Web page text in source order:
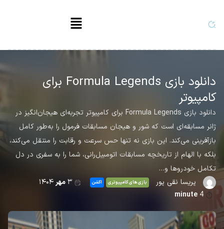
دانلود بازی Formula Legends برای
کامپیوتر
دانلود بازی Formula Legends برای کامپیوتر تجربه‌ای هیجان‌انگیز در
ژانر مسابقه‌ای است که شور و هیجان مسابقات فرمول را به‌طور کامل
بازآفرینی می‌کند. این بازی نه تنها حس سرعت و رقابت را منتقل می‌کند،
بلکه با الهام از تاریخچه مسابقات اتومبیل‌رانی، شما را به سفری در دل
تکامل خودروها و…
پریسا نقی پور
بازی های کامپیوتری اکشن ۳مهر۱۴۰۴
4
minute